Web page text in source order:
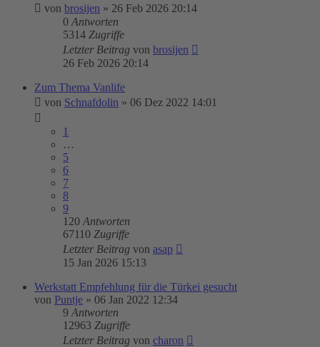
von brosijen » 26 Feb 2026 20:14
0 Antworten
5314 Zugriffe
Letzter Beitrag von brosijen
26 Feb 2026 20:14
Zum Thema Vanlife
von Schnafdolin » 06 Dez 2022 14:01
1
…
5
6
7
8
9
120 Antworten
67110 Zugriffe
Letzter Beitrag von asap
15 Jan 2026 15:13
Werkstatt Empfehlung für die Türkei gesucht
von Puntje » 06 Jan 2022 12:34
9 Antworten
12963 Zugriffe
Letzter Beitrag von charon